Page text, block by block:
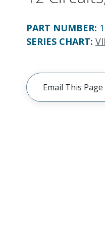
PART NUMBER:
SERIES CHART:
Email This Page